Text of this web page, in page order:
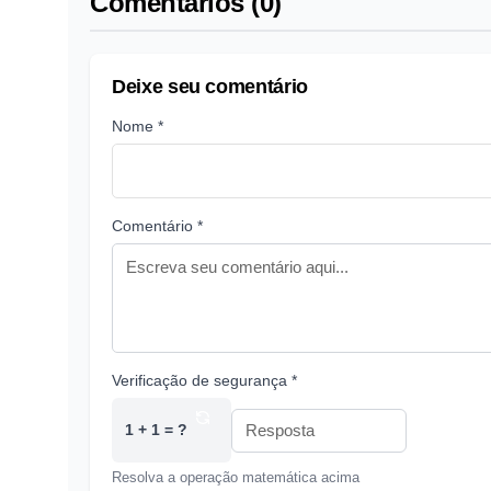
Deixe seu comentário
Nome *
Comentário *
Verificação de segurança *
1 + 1 = ?
Resolva a operação matemática acima